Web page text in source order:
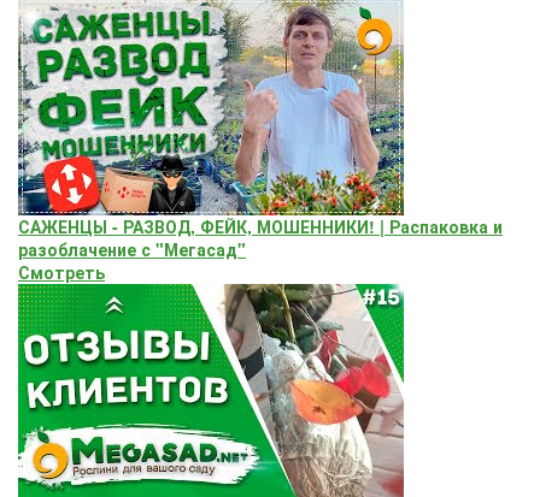
САЖЕНЦЫ - РАЗВОД, ФЕЙК, МОШЕННИКИ! | Распаковка и
разоблачение с "Мегасад"
Смотреть